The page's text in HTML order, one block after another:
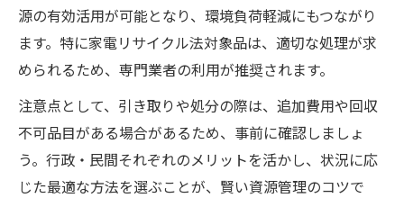
源の有効活用が可能となり、環境負荷軽減にもつながり
ます。特に家電リサイクル法対象品は、適切な処理が求
められるため、専門業者の利用が推奨されます。
注意点として、引き取りや処分の際は、追加費用や回収
不可品目がある場合があるため、事前に確認しましょ
う。行政・民間それぞれのメリットを活かし、状況に応
じた最適な方法を選ぶことが、賢い資源管理のコツで